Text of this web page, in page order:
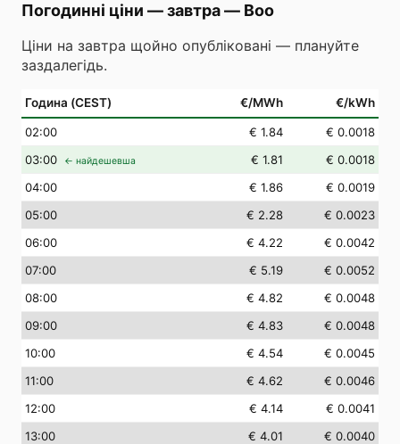
Погодинні ціни — завтра— Boo
Ціни на завтра щойно опубліковані — плануйте
заздалегідь.
Година (CEST) €/MWh €/kWh
02:00 € 1.84
€ 0.0018
03:00 ← найдешевша € 1.81
€ 0.0018
04:00 € 1.86
€ 0.0019
05:00 € 2.28
€ 0.0023
06:00 € 4.22
€ 0.0042
07:00 € 5.19
€ 0.0052
08:00 € 4.82
€ 0.0048
09:00 € 4.83
€ 0.0048
10:00 € 4.54
€ 0.0045
11:00 € 4.62
€ 0.0046
12:00 € 4.14
€ 0.0041
13:00 € 4.01
€ 0.0040